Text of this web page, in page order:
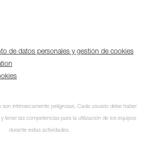
de datos personales y gestión de cookies
son intrínsecamente peligrosas. Cada usuario debe haber
tener las competencias para la utilización de los equipos
durante estas actividades.